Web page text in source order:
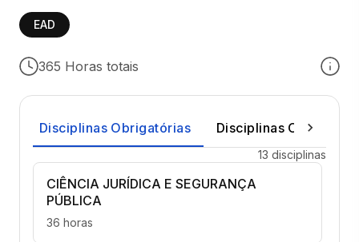
EAD
365 Horas totais
Disciplinas Obrigatórias Disciplinas Optativas
13 disciplinas
CIÊNCIA JURÍDICA E SEGURANÇA
PÚBLICA
36 horas